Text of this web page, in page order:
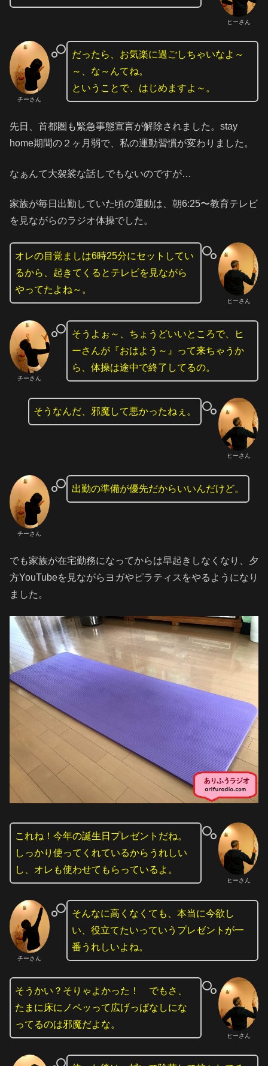
ヒーさん
チーさん
だったら、お気楽に過ごしちゃいなよ～
～、な～んてね。
ということで、はじめますよ～。
先日、首都圏も緊急事態宣言が解除されました。stay
home期間の２ヶ月弱で、私の運動習慣が変わりました。
なぁんて大袈裟な話しでもないのですが…
家族が毎日出勤していた頃の運動は、朝6:25〜教育テレビ
を見ながらのラジオ体操でした。
ヒーさん
オレの目覚ましは6時25分にセットしてい
るから、起きてくるとテレビを見ながら
やってたよね～。
チーさん
そうよぉ～、ちょうどいいところで、ヒ
ーさんが『おはよう～』って来ちゃうか
ら、体操は途中で終了してるの。
ヒーさん
そうなんだ、邪魔して悪かったねぇ。
チーさん
出勤の準備が優先だからいいんだけど。
でも家族が在宅勤務になってからは早起きしなくなり、夕
方YouTubeを見ながらヨガやピラティスをやるようになり
ました。
ヒーさん
これね！今年の誕生日プレゼントだね。
しっかり使ってくれているからうれしい
し、オレも使わせてもらっているよ。
チーさん
そんなに高くなくても、本当に今欲し
い、役立てたいっていうプレゼントが一
番うれしいよね。
ヒーさん
そうかい？そりゃよかった！ でもさ、
たまに床にノペッって広げっぱなしにな
ってるのは邪魔だよな。